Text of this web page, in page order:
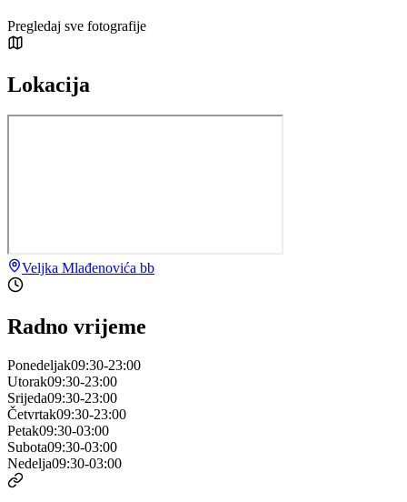
Pregledaj sve fotografije
Lokacija
Veljka Mlađenovića bb
Radno vrijeme
Ponedeljak09:30-23:00
Utorak09:30-23:00
Srijeda09:30-23:00
Četvrtak09:30-23:00
Petak09:30-03:00
Subota09:30-03:00
Nedelja09:30-03:00